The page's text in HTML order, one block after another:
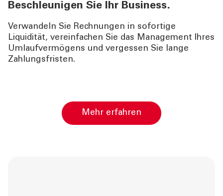
Beschleunigen Sie Ihr Business.
Verwandeln Sie Rechnungen in sofortige
Liquidität, vereinfachen Sie das Management Ihres
Umlaufvermögens und vergessen Sie lange
Zahlungsfristen.
Mehr erfahren